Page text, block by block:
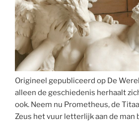
Origineel gepubliceerd op De
alleen de geschiedenis herhaalt
ook. Neem nu Prometheus, de
Zeus het vuur letterlijk aan de man